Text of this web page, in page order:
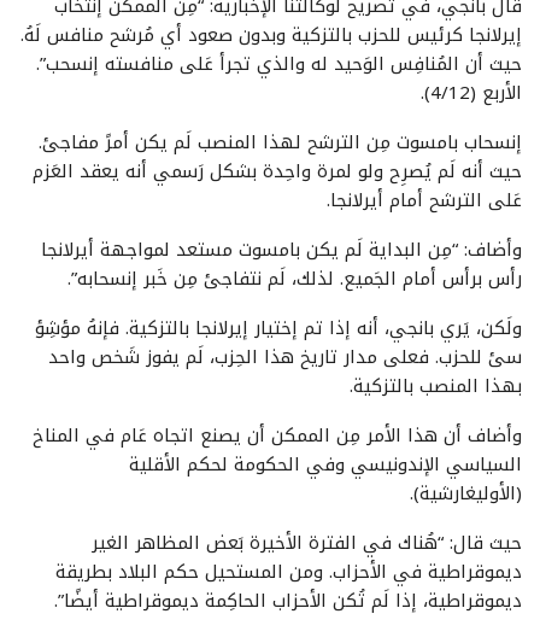
إيرلانجا كرئيس للحزب بالتزكية وبدون صعود أي مُرشح منافس لَهُ.
حيث أن المُنافِس الوَحيد له والذي تجرأ عَلى منافسته إنسحب”.
الأربع (4/12).
إنسحاب بامسوت مِن الترشح لهذا المنصب لَم يكن أمرً مفاجئ.
حيث أنه لَم يُصرِح ولو لمرة واحِدة بشكل رَسمي أنه يعقد العَزم
عَلى الترشح أمام أيرلانجا.
وأضاف: “مِن البداية لَم يكن بامسوت مستعد لمواجهة أيرلانجا
رأس برأس أمام الجَميع. لذلك، لَم نتفاجئ مِن خَبر إنسحابه”.
ولَكن، يَري بانجي، أنه إذا تم إختيار إيرلانجا بالتزكية. فإنهُ مؤشِؤ
سئ للحزب. فعلى مدار تاريخ هذا الحِزب، لَم يفوز شَخص واحد
بهذا المنصب بالتزكية.
وأضاف أن هذا الأمر مِن الممكن أن يصنع اتجاه عَام في المناخ
السياسي الإندونيسي وفي الحكومة لحكم الأقلية
(الأوليغارشية).
حيث قال: “هُناك في الفترة الأخيرة بَعض المظاهر الغير
ديموقراطية في الأحزاب. ومن المستحيل حكم البلاد بطريقة
ديموقراطية، إذا لَم تُكن الأحزاب الحاكِمة ديموقراطية أيضًا”.